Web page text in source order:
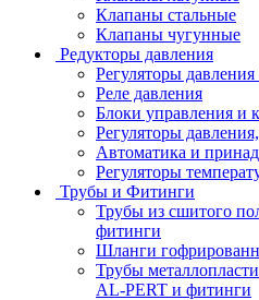
Клапаны стальные
Клапаны чугунные
Редукторы давления
Регуляторы
Реле давления
Блоки управления и
Регуляторы
Автоматика и
Регуляторы
Трубы и Фитинги
Трубы из сшитого
фитинги
Шланги
Трубы
AL-PERT и фитинги